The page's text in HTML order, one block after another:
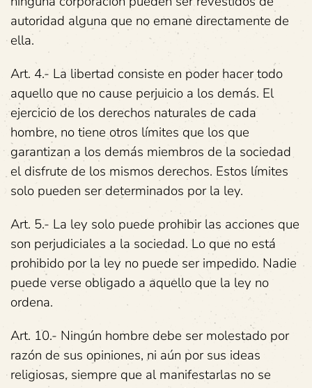
autoridad alguna que no emane directamente de
ella.
Art. 4.- La libertad consiste en poder hacer todo
aquello que no cause perjuicio a los demás. El
ejercicio de los derechos naturales de cada
hombre, no tiene otros límites que los que
garantizan a los demás miembros de la sociedad
el disfrute de los mismos derechos. Estos límites
solo pueden ser determinados por la ley.
Art. 5.- La ley solo puede prohibir las acciones que
son perjudiciales a la sociedad. Lo que no está
prohibido por la ley no puede ser impedido. Nadie
puede verse obligado a aquello que la ley no
ordena.
Art. 10.- Ningún hombre debe ser molestado por
razón de sus opiniones, ni aún por sus ideas
religiosas, siempre que al manifestarlas no se